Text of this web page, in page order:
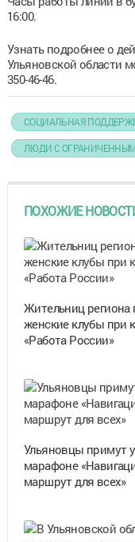
16:00.
Узнать подробнее о
Ульяновской области
350-46-46.
СОЦИАЛЬНАЯ
ЛЮДИ С
ПОХОЖИЕ
Жительниц региона
женские клубы при
«Работа России»
Ульяновцы примут
марафоне
маршрут для всех»